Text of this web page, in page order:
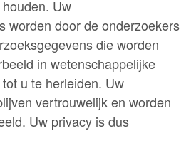
Uw
worden door de onderzoekers
die worden
in wetenschappelijke
u te herleiden. Uw
vertrouwelijk en worden
Uw privacy is dus